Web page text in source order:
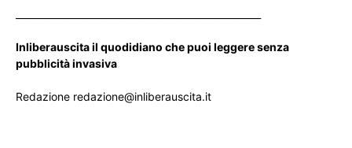
Inliberauscita il quodidiano che puoi leggere senza
pubblicità invasiva
Redazione redazione@inliberauscita.it